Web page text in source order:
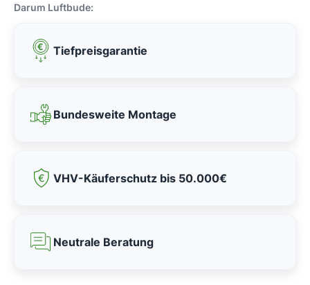
Darum Luftbude:
Tiefpreisgarantie
Bundesweite Montage
VHV-Käuferschutz bis 50.000€
Neutrale Beratung